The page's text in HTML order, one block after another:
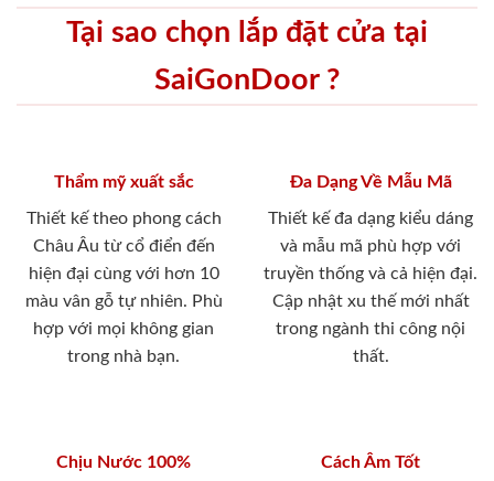
Tại sao chọn lắp đặt cửa tại
SaiGonDoor ?
Thẩm mỹ xuất sắc
Thiết kế theo phong cách
Châu Âu từ cổ điển đến
hiện đại cùng với hơn 10
màu vân gỗ tự nhiên. Phù
hợp với mọi không gian
trong nhà bạn.
Đa Dạng Về Mẫu Mã
Thiết kế đa dạng kiểu dáng
và mẫu mã phù hợp với
truyền thống và cả hiện đại.
Cập nhật xu thế mới nhất
trong ngành thi công nội
thất.
Chịu Nước 100% Cách Âm Tốt